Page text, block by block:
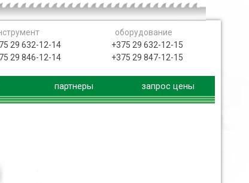
29 632-12-14
29 846-12-14
оборудование
+375 29 632-12-15
+375 29 847-12-15
партнеры запрос цены